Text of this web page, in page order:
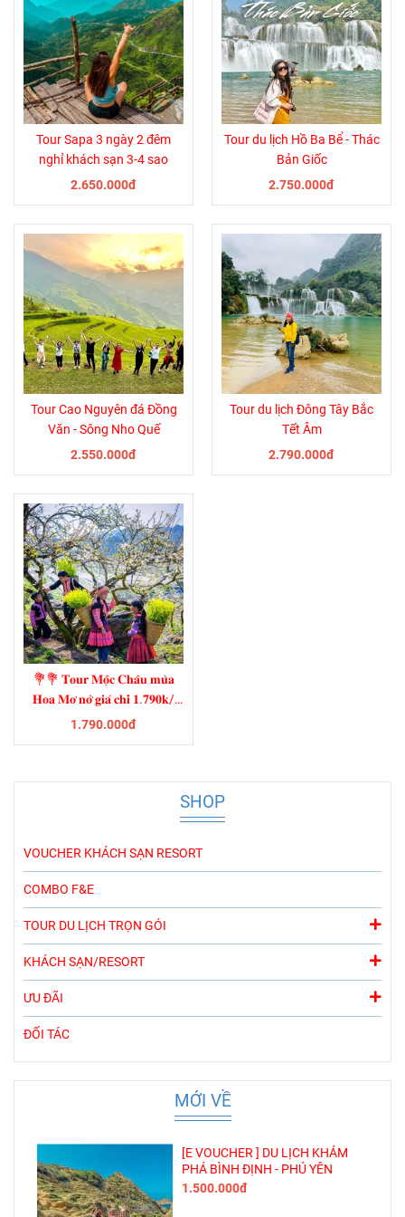
Tour Sapa 3 ngày 2 đêm
nghỉ khách sạn 3-4 sao
2.650.000đ
Tour du lịch Hồ Ba Bể - Thác
Bản Giốc
2.750.000đ
Tour Cao Nguyên đá Đồng
Văn - Sông Nho Quế
2.550.000đ
Tour du lịch Đông Tây Bắc
Tết Âm
2.790.000đ
💐💐 𝐓𝐨𝐮𝐫 𝐌𝐨̣̂𝐜 𝐂𝐡𝐚̂𝐮 𝐦𝐮̀𝐚
𝐇𝐨𝐚 𝐌𝐨̛ 𝐧𝐨̛̉ 𝐠𝐢𝐚́ 𝐜𝐡𝐢̉ 𝟏.𝟕𝟗𝟎𝐤/
𝐊𝐡𝐚́𝐜𝐡 💐💐
1.790.000đ
SHOP
VOUCHER KHÁCH SẠN RESORT
COMBO F&E
TOUR DU LỊCH TRỌN GÓI
KHÁCH SẠN/RESORT
ƯU ĐÃI
ĐỐI TÁC
MỚI VỀ
[E VOUCHER ] DU LỊCH KHÁM
PHÁ BÌNH ĐỊNH - PHÚ YÊN
1.500.000đ